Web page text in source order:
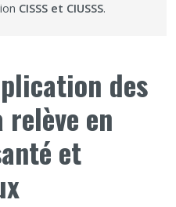
CISSS et CIUSSS.
des
en
et